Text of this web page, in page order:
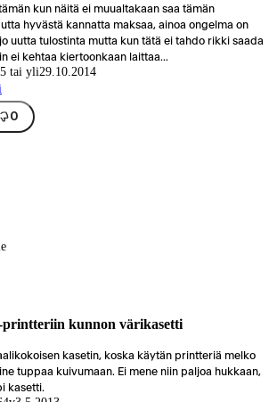
kun näitä ei muualtakaan saa tämän
hyvästä kannatta maksaa, ainoa ongelma on
uutta tulostinta mutta kun tätä ei tahdo rikki saada
ei kehtaa kiertoonkaan laittaa...
tai yli29.10.2014
0
printteriin kunnon värikasetti
kasetin, koska käytän printteriä melko
tuppaa kuivumaan. Ei mene niin paljoa hukkaan,
kasetti.